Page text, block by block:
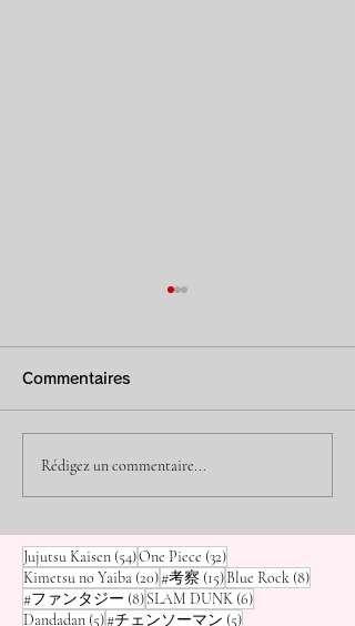
rang des
Serpo ? Classement
des « Extraterrestres
monde du manga avec
« GANTZ », « Dragon
blogueur manga ! De
nombreux extraterrestres
Serpo » sont particulièrement
tenaces. Leur objectif étrange
de « r
Commentaires
Rédigez un commentaire...
Jujutsu Kaisen (54)54 posts
One Piece (32)32 posts
Kimetsu no Yaiba (20)20 posts
#考察 (15)15 posts
Blue Rock (8)8 posts
#ファンタジー (8)8 posts
SLAM DUNK (6)6 posts
Dandadan (5)5 posts
#チェンソーマン (5)5 posts